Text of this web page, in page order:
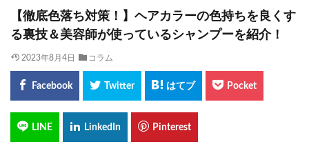
【徹底色落ち対策！】ヘアカラーの色持ちを良くす
る裏技＆美容師が使っているシャンプーを紹介！
2023年8月4日 コラム